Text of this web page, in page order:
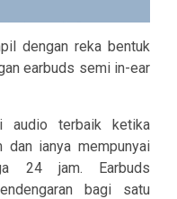
dengan reka bentuk
earbuds semi in-ear
audio terbaik ketika
dan ianya mempunyai
24 jam. Earbuds
bagi satu